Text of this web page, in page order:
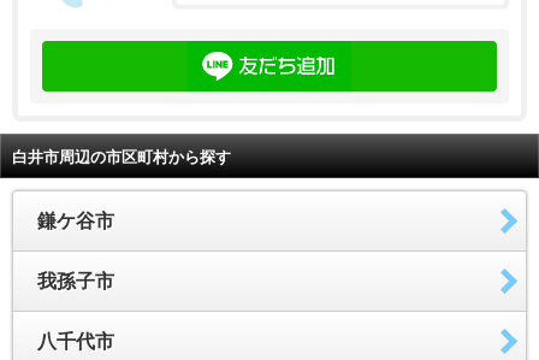
白井市周辺の市区町村から探す
鎌ケ谷市
我孫子市
八千代市